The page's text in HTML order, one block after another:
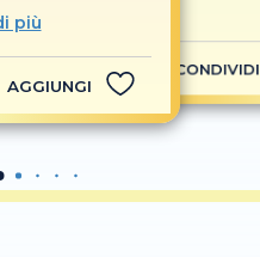
più
AGGIUNGI
CONDIVIDI